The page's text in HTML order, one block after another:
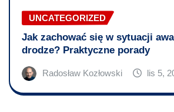
UNCATEGORIZED
Jak zachować się w sytuacji
drodze? Praktyczne porady
Radosław Kozłowski lis 5,